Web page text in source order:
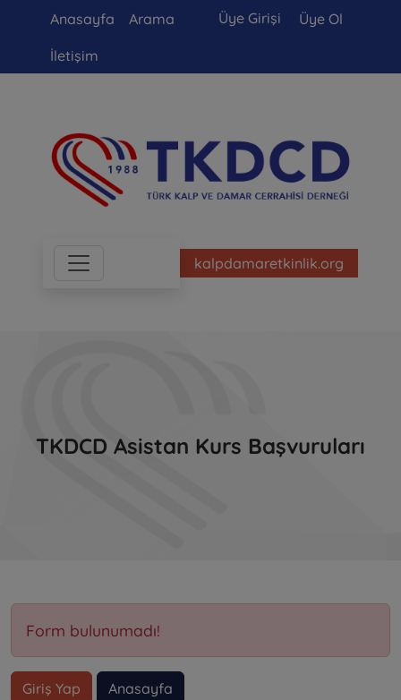
Anasayfa Arama Üye Girişi Üye Ol
İletişim
kalpdamaretkinlik.org
TKDCD Asistan Kurs Başvuruları
Form bulunumadı!
Giriş Yap Anasayfa